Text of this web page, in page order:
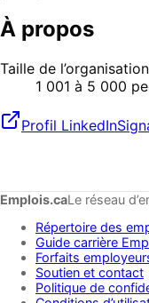
À propos
Taille de l’organisation
1 001 à 5 000
Profil LinkedIn
Emplois.caLe réseau
Répertoire des
Guide carrière
Forfaits
Soutien et contact
Politique de